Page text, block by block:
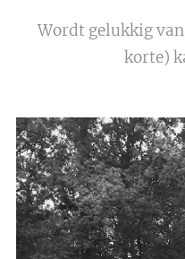
Wordt gelukkig
korte)